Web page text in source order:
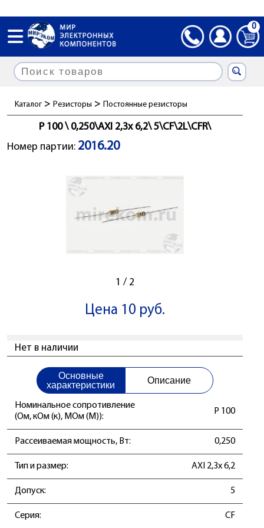
0
Каталог > Резисторы > Постоянные резисторы
Р 100 \ 0,250\AXI 2,3x 6,2\ 5\CF\2L\CFR\
Номер партии: 2016.20
1 / 2
Цена 10 руб.
Нет в наличии
Основные
характеристики
Описание
Номинальное сопротивление
(Ом, кОм (к), МОм (М)):
Р 100
Рассеиваемая мощность, Вт: 0,250
Тип и размер: AXI 2,3x 6,2
Допуск: 5
Серия: CF